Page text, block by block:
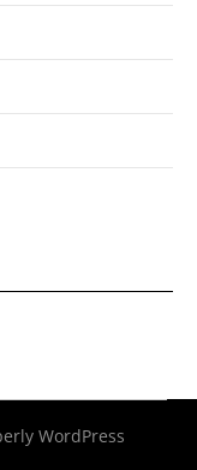
WordPress